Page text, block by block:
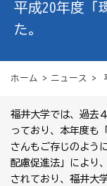
平成20年度「
た。
ホーム > ニュース >
福井大学では、過去
っており、本年度も
さんもご存じのよう
配慮促進法」により
されており、福井大